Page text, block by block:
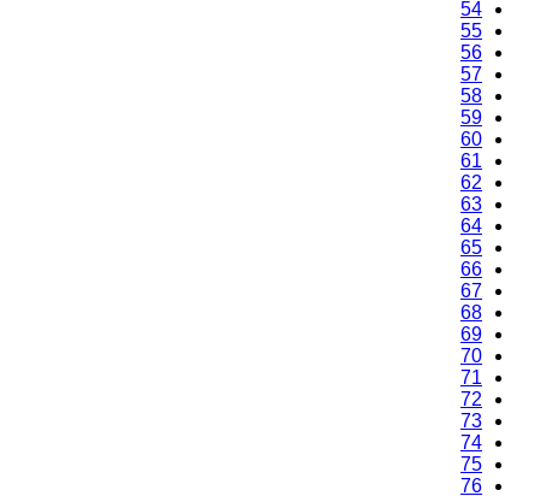
54
55
56
57
58
59
60
61
62
63
64
65
66
67
68
69
70
71
72
73
74
75
76